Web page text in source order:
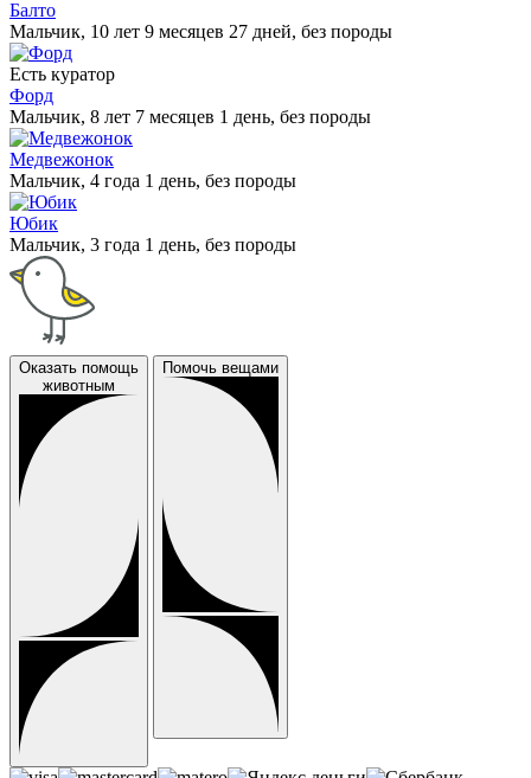
Балто
Мальчик, 10 лет 9 месяцев 27 дней, без породы
Есть куратор
Форд
Мальчик, 8 лет 7 месяцев 1 день, без породы
Медвежонок
Мальчик, 4 года 1 день, без породы
Юбик
Мальчик, 3 года 1 день, без породы
Оказать помощь
животным
Помочь вещами